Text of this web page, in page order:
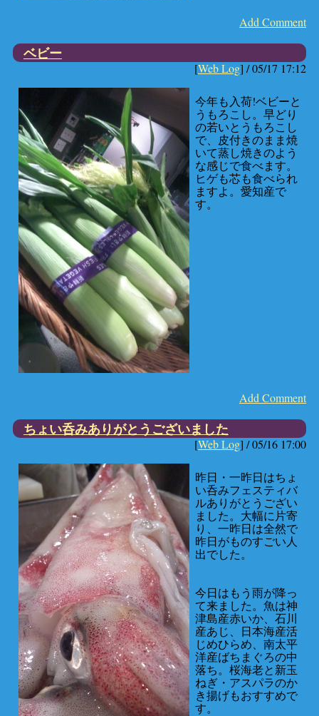
Add Comment
ベビー
[Web Log] /05/17 17:12
今年も入荷!ベビーと
うもろこし。早どり
の若いとうもろこし
で、皮付きのまま焼
いて蒸し焼きのよう
な感じで食べます。
ヒゲも芯も食べられ
ますよ。愛知産で
す。
Add Comment
ちょい呑みありがとうございました
[Web Log] /05/16 17:00
昨日・一昨日はちょ
い呑みフェスティバ
ルありがとうござい
ました。大幅に片寄
り、一昨日は全然で
昨日がものすごい人
出でした。
今日はもう雨が降っ
て来ました。魚は神
津島産赤いか、石川
産あじ、日本海産活
じめひらめ、南太平
洋産ばちまぐろの中
落ち。桜海老と新玉
ねぎ・アスパラのか
き揚げもおすすめで
す。